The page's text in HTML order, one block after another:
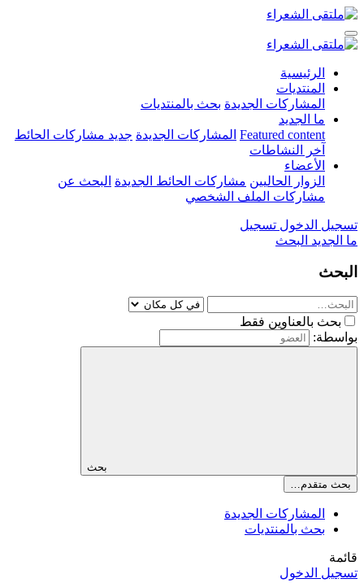
الرئيسية
المنتديات
المشاركات الجديدة بحث بالمنتديات
ما الجديد
Featured content المشاركات الجديدة جديد مشاركات الحائط
آخر النشاطات
الأعضاء
الزوار الحاليين مشاركات الحائط الجديدة البحث عن
مشاركات الملف الشخصي
تسجيل الدخول تسجيل
ما الجديد البحث
البحث
بحث بالعناوين فقط
بواسطة:
بحث
بحث متقدم…
المشاركات الجديدة
بحث بالمنتديات
قائمة
تسجيل الدخول